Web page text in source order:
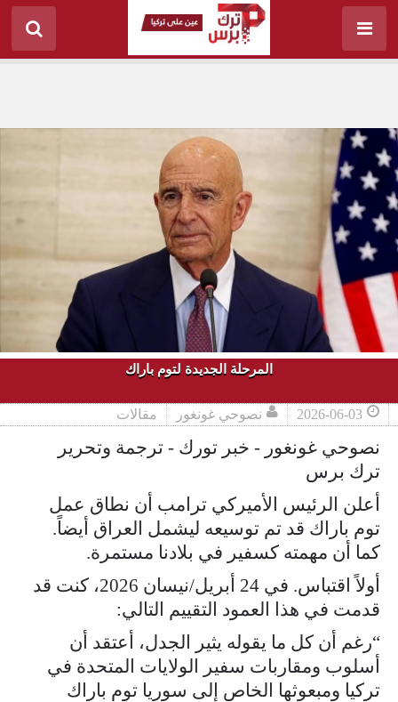
المرحلة الجديدة لتوم باراك
2026-06-03 نصوحي غونغور مقالات
نصوحي غونغور - خبر تورك - ترجمة وتحرير
ترك برس
أعلن الرئيس الأميركي ترامب أن نطاق عمل
توم باراك قد تم توسيعه ليشمل العراق أيضاً.
كما أن مهمته كسفير في بلادنا مستمرة.
أولاً اقتباس. في 24 أبريل/نيسان 2026، كنت قد
قدمت في هذا العمود التقييم التالي:
“رغم أن كل ما يقوله يثير الجدل، أعتقد أن
أسلوب ومقاربات سفير الولايات المتحدة في
تركيا ومبعوثها الخاص إلى سوريا توم باراك